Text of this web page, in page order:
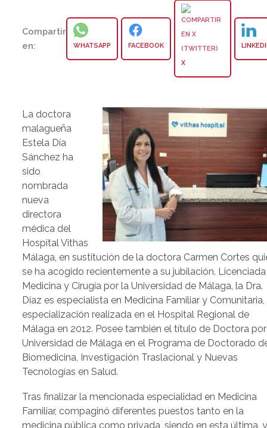
Compartir
en:
WHATSAPP FACEBOOK
X
La doctora
malagueña
Estela Día
Sánchez ha
sido
nombrada
nueva
directora
médica del
Hospital Vithas
Málaga, en sustitución de la doctora Carmen Cortes
se ha acogido recientemente a su jubilación.
Medicina y Cirugía por la Universidad de Málaga, la Dra.
Díaz es especialista en Medicina Familiar y Comunitaria,
especialización realizada en el Hospital Regional de
Málaga en 2012. Posee también el título de Doctora
Universidad de Málaga en el Programa de Doctorado
Biomedicina, Investigación Traslacional y Nuevas
Tecnologías en Salud.
Tras finalizar la mencionada especialidad en Medicina
Familiar, compaginó diferentes puestos tanto en la
medicina pública como privada, siendo en esta última,